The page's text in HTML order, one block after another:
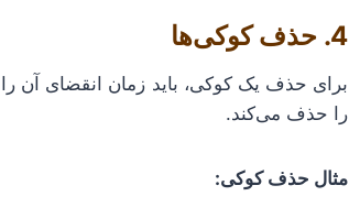
4. حذف کوکی‌ها
برای حذف یک کوکی، باید زمان انقضای آن
را حذف می‌کند.
مثال حذف کوکی: